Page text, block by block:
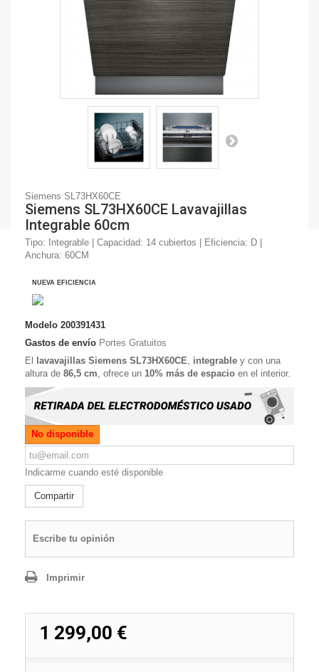
Siemens SL73HX60CE
Siemens SL73HX60CE Lavavajillas
Integrable 60cm
Tipo: Integrable | Capacidad: 14 cubiertos | Eficiencia: D |
Anchura: 60CM
NUEVA EFICIENCIA
Modelo 200391431
Gastos de envío Portes Gratuitos
El
lavavajillas Siemens SL73HX60CE, integrable y con una
altura de 86,5 cm, ofrece un 10% más de espacio en el interior.
No disponible
Indicarme cuando esté disponible
Compartir
Escribe tu opinión
Imprimir
1 299,00 €